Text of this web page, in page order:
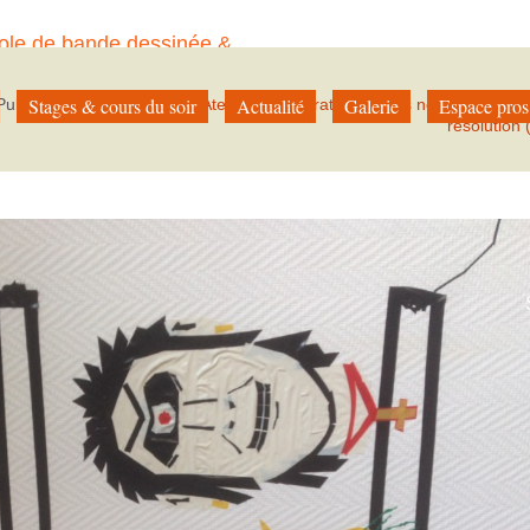
de bande dessinée &
Stages & cours du soir Actualité Galerie Espace pros
Published on 5 juin 2015in Atelier de décoration de nos nouveaux
résolution